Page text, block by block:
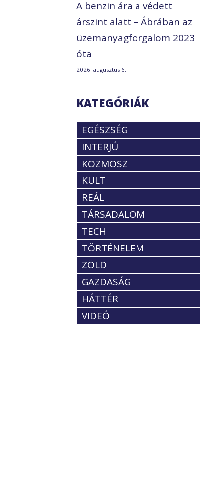
A benzin ára a védett
árszint alatt – Ábrában az
üzemanyagforgalom 2023
óta
2026. augusztus 6.
KATEGÓRIÁK
EGÉSZSÉG
INTERJÚ
KOZMOSZ
KULT
REÁL
TÁRSADALOM
TECH
TÖRTÉNELEM
ZÖLD
GAZDASÁG
HÁTTÉR
VIDEÓ